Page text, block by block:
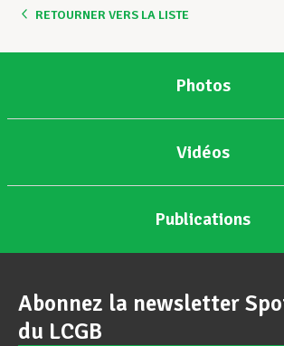
RETOURNER VERS LA LISTE
Photos
Vidéos
Publications
Abonnez la newsletter
du LCGB